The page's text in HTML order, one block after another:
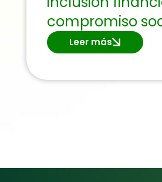
compromiso
Leer más